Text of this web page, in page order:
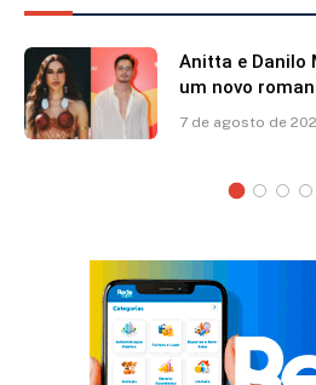
Anitta e Danilo
um novo
7 de agosto de